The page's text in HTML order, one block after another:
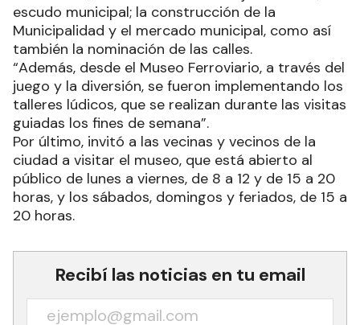
escudo municipal; la construcción de la
Municipalidad y el mercado municipal, como así
también la nominación de las calles.
“Además, desde el Museo Ferroviario, a través del
juego y la diversión, se fueron implementando los
talleres lúdicos, que se realizan durante las visitas
guiadas los fines de semana”.
Por último, invitó a las vecinas y vecinos de la
ciudad a visitar el museo, que está abierto al
público de lunes a viernes, de 8 a 12 y de 15 a 20
horas, y los sábados, domingos y feriados, de 15 a
20 horas.
Recibí las noticias en tu email